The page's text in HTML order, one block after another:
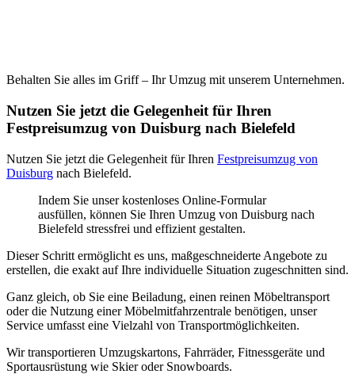
Behalten Sie alles im Griff – Ihr Umzug mit unserem Unternehmen.
Nutzen Sie jetzt die Gelegenheit für Ihren
Festpreisumzug von Duisburg nach Bielefeld
Nutzen Sie jetzt die Gelegenheit für Ihren Festpreisumzug von
Duisburg nach Bielefeld.
Indem Sie unser kostenloses Online-Formular
ausfüllen, können Sie Ihren Umzug von Duisburg nach
Bielefeld stressfrei und effizient gestalten.
Dieser Schritt ermöglicht es uns, maßgeschneiderte Angebote zu
erstellen, die exakt auf Ihre individuelle Situation zugeschnitten sind.
Ganz gleich, ob Sie eine Beiladung, einen reinen Möbeltransport
oder die Nutzung einer Möbelmitfahrzentrale benötigen, unser
Service umfasst eine Vielzahl von Transportmöglichkeiten.
Wir transportieren Umzugskartons, Fahrräder, Fitnessgeräte und
Sportausrüstung wie Skier oder Snowboards.